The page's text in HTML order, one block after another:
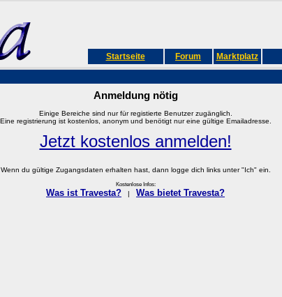
Startseite Forum Marktplatz
Anmeldung nötig
Einige Bereiche sind nur für registierte Benutzer zugänglich.
Eine registrierung ist kostenlos, anonym und benötigt nur eine gültige Emailadresse.
Jetzt kostenlos anmelden!
Wenn du gültige Zugangsdaten erhalten hast, dann logge dich links unter "Ich" ein.
Kostenlose Infos:
Was ist Travesta? Was bietet Travesta?